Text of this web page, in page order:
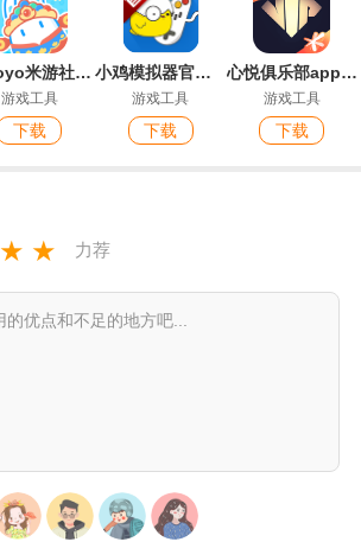
mihoyo米游社手机版
游戏工具
下载
小鸡模拟器官方版
游戏工具
下载
心悦俱乐部app官方登录版
游戏工具
下载
★ ★ 力荐